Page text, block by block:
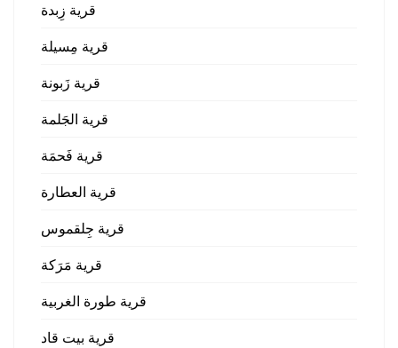
قرية زِبدة
قرية مِسيلة
قرية زَبونة
قرية الجَلمة
قرية فَحمَة
قرية العطارة
قرية جِلقموس
قرية مَرَكة
قرية طورة الغربية
قرية بيت قاد